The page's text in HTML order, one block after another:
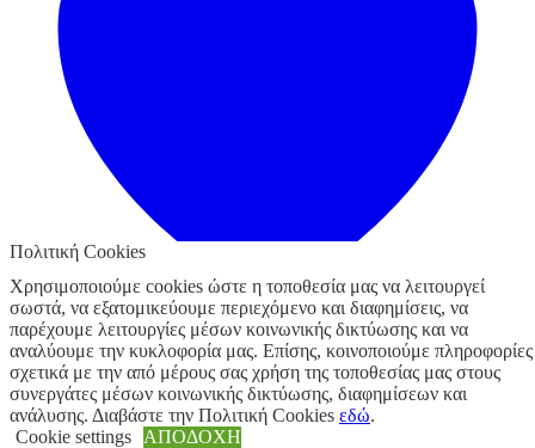
Προσθήκη στα αγαπημένα
4 σε απόθεμα
Πολιτική Cookies
Χρησιμοποιούμε cookies ώστε η τοποθεσία μας να λειτουργεί
σωστά, να εξατομικεύουμε περιεχόμενο και διαφημίσεις, να
παρέχουμε λειτουργίες μέσων κοινωνικής δικτύωσης και να
αναλύουμε την κυκλοφορία μας. Επίσης, κοινοποιούμε πληροφορίες
σχετικά με την από μέρους σας χρήση της τοποθεσίας μας στους
συνεργάτες μέσων κοινωνικής δικτύωσης, διαφημίσεων και
ανάλυσης. Διαβάστε την Πολιτική Cookies εδώ.
Cookie settings
ΑΠΟΔΟΧΗ